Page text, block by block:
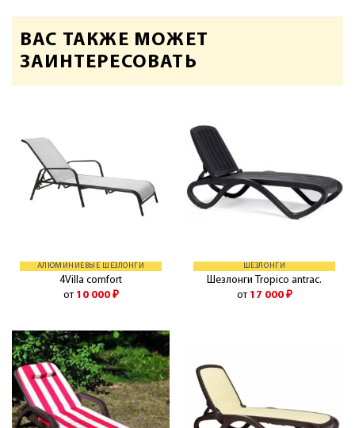
ВАС ТАКЖЕ МОЖЕТ
ЗАИНТЕРЕСОВАТЬ
АЛЮМИНИЕВЫЕ ШЕЗЛОНГИ
4Villa comfort
от 10 000 ₽
ШЕЗЛОНГИ
Шезлонги Tropico antrac.
от 17 000 ₽